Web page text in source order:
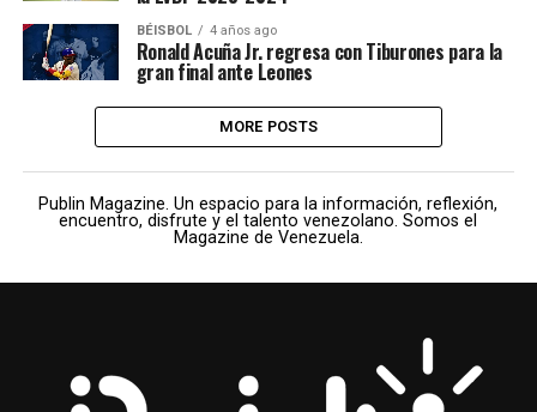
BÉISBOL 4 años ago
Ronald Acuña Jr. regresa con Tiburones para la
gran final ante Leones
MORE POSTS
Publin Magazine. Un espacio para la información, reflexión,
encuentro, disfrute y el talento venezolano. Somos el
Magazine de Venezuela.